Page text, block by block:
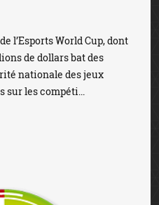
l’Esports World Cup, dont
de dollars bat des
nationale des jeux
sur les compéti...